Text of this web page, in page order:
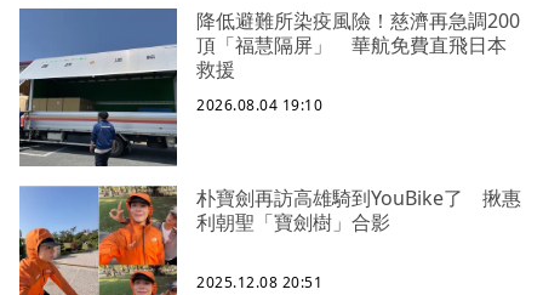
降低避難所染疫風險！慈濟再急調200
頂「福慧隔屏」 華航免費直飛日本
救援
2026.08.04 19:10
朴寶劍再訪高雄騎到YouBike了 揪惠
利朝聖「寶劍樹」合影
2025.12.08 20:51